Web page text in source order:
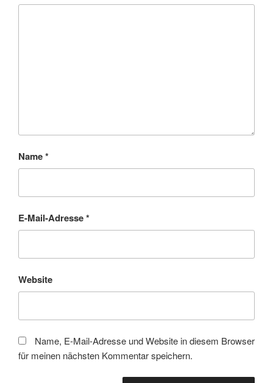
Name*
E-Mail-Adresse*
Website
Name, E-Mail-Adresse und Website in diesem Browser
für meinen nächsten Kommentar speichern.